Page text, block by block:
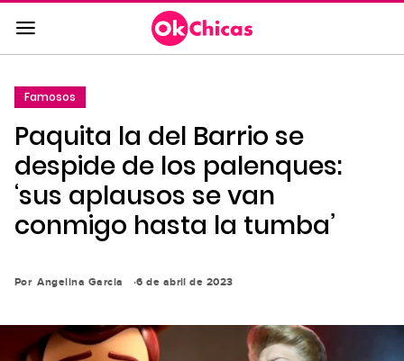
Saltar
al
contenido
a
la
navegación
principal
Famosos
Paquita la del Barrio se
despide de los palenques:
‘sus aplausos se van
conmigo hasta la tumba’
Por Angelina Garcia 6 de abril de 2023